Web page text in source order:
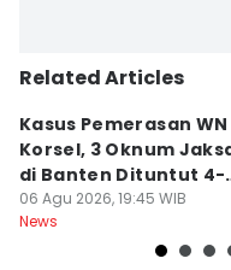
Related Articles
Kasus Pemerasan WN
Korsel, 3 Oknum
di Banten Dituntut 4-
Tahun
06 Agu 2026, 19:45 WIB
News